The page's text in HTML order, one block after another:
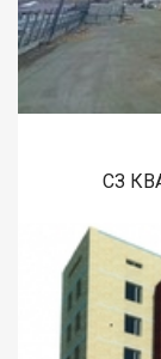
СЗ